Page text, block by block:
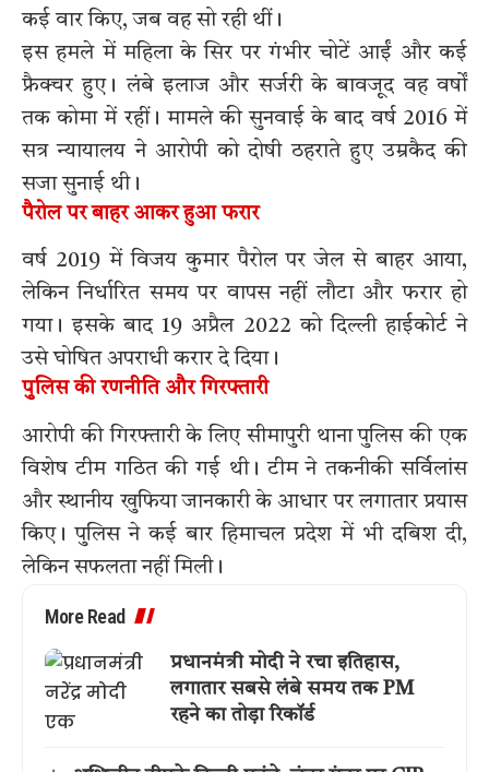
कई वार किए, जब वह सो रही थीं।
इस हमले में महिला के सिर पर गंभीर चोटें आईं और कई
फ्रैक्चर हुए। लंबे इलाज और सर्जरी के बावजूद वह वर्षों
तक कोमा में रहीं। मामले की सुनवाई के बाद वर्ष 2016 में
सत्र न्यायालय ने आरोपी को दोषी ठहराते हुए उम्रकैद की
सजा सुनाई थी।
पैरोल पर बाहर आकर हुआ फरार
वर्ष 2019 में विजय कुमार पैरोल पर जेल से बाहर आया,
लेकिन निर्धारित समय पर वापस नहीं लौटा और फरार हो
गया। इसके बाद 19 अप्रैल 2022 को दिल्ली हाईकोर्ट ने
उसे घोषित अपराधी करार दे दिया।
पुलिस की रणनीति और गिरफ्तारी
आरोपी की गिरफ्तारी के लिए सीमापुरी थाना पुलिस की एक
विशेष टीम गठित की गई थी। टीम ने तकनीकी सर्विलांस
और स्थानीय खुफिया जानकारी के आधार पर लगातार प्रयास
किए। पुलिस ने कई बार हिमाचल प्रदेश में भी दबिश दी,
लेकिन सफलता नहीं मिली।
More Read
प्रधानमंत्री मोदी ने रचा इतिहास,
लगातार सबसे लंबे समय तक PM
रहने का तोड़ा रिकॉर्ड